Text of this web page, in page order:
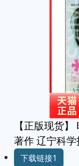
【正版现货
著作 辽宁科
下载链接1